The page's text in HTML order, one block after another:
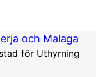
och Malaga
för Uthyrning